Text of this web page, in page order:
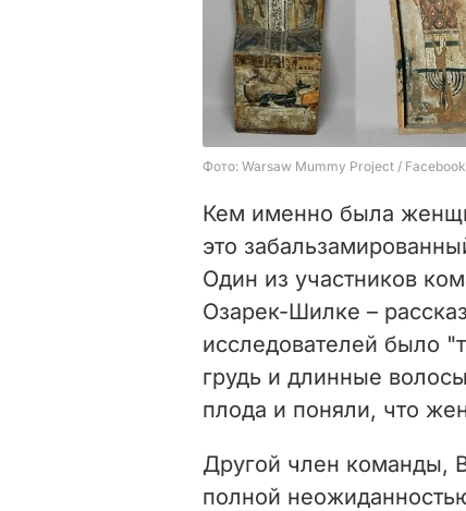
Кем именно была
это
Один из участников
Озарек-Шилке –
исследователей было
грудь и длинные
плода и поняли, что
Другой член команды,
полной